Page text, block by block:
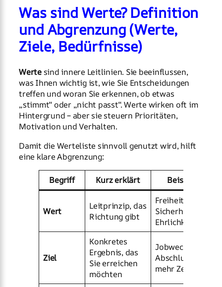
Was sind Werte? Definition
und Abgrenzung (Werte,
Ziele, Bedürfnisse)
Wertesind innere Leitlinien. Sie beeinflussen,
was Ihnen wichtig ist, wie Sie Entscheidungen
treffen und woran Sie erkennen, ob etwas
„stimmt“ oder „nicht passt“. Werte wirken oft im
Hintergrund – aber sie steuern Prioritäten,
Motivation und Verhalten.
Damit die Werteliste sinnvoll genutzt wird, hilft
eine klare Abgrenzung:
Begriff Kurz erklärt Beispiel
Wert
Leitprinzip, das
Richtung gibt
Freiheit,
Sicherheit,
Ehrlichkeit
Ziel
Konkretes
Ergebnis, das
Sie erreichen
möchten
Jobwechsel,
Abschluss,
mehr Zeit